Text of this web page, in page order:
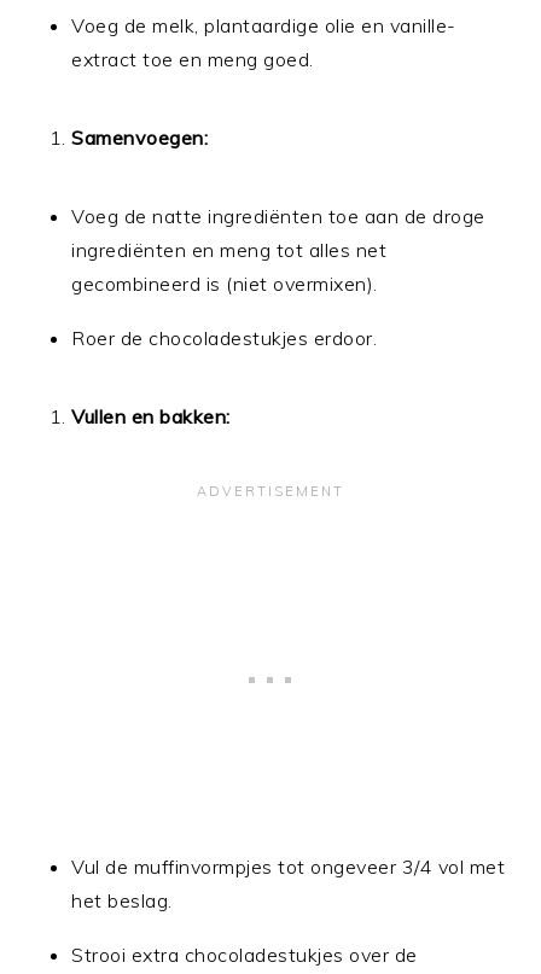
Voeg de melk, plantaardige olie en vanille-
extract toe en meng goed.
Samenvoegen:
Voeg de natte ingrediënten toe aan de droge
ingrediënten en meng tot alles net
gecombineerd is (niet overmixen).
Roer de chocoladestukjes erdoor.
Vullen en bakken:
Vul de muffinvormpjes tot ongeveer 3/4 vol met
het beslag.
Strooi extra chocoladestukjes over de